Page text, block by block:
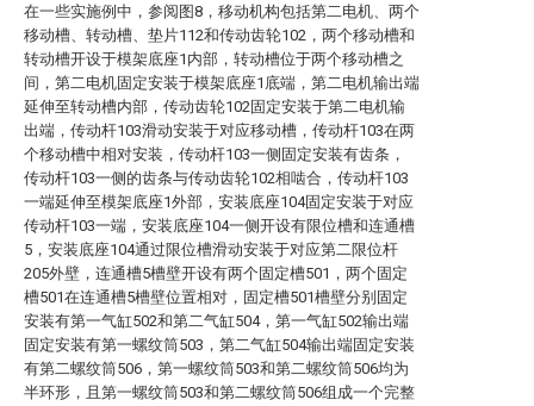
在一些实施例中，参阅图8，移动机构包括第二电机、两个
移动槽、转动槽、垫片112和传动齿轮102，两个移动槽和
转动槽开设于模架底座1内部，转动槽位于两个移动槽之
间，第二电机固定安装于模架底座1底端，第二电机输出端
延伸至转动槽内部，传动齿轮102固定安装于第二电机输
出端，传动杆103滑动安装于对应移动槽，传动杆103在两
个移动槽中相对安装，传动杆103一侧固定安装有齿条，
传动杆103一侧的齿条与传动齿轮102相啮合，传动杆103
一端延伸至模架底座1外部，安装底座104固定安装于对应
传动杆103一端，安装底座104一侧开设有限位槽和连通槽
5，安装底座104通过限位槽滑动安装于对应第二限位杆
205外壁，连通槽5槽壁开设有两个固定槽501，两个固定
槽501在连通槽5槽壁位置相对，固定槽501槽壁分别固定
安装有第一气缸502和第二气缸504，第一气缸502输出端
固定安装有第一螺纹筒503，第二气缸504输出端固定安装
有第二螺纹筒506，第一螺纹筒503和第二螺纹筒506均为
半环形，且第一螺纹筒503和第二螺纹筒506组成一个完整